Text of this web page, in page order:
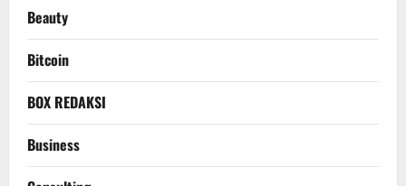
Beauty
Bitcoin
BOX REDAKSI
Business